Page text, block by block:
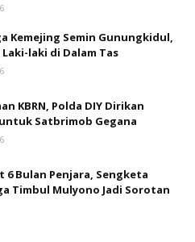
Kemejing Semin Gunungkidul,
laki di Dalam Tas
KBRN, Polda DIY Dirikan
Satbrimob Gegana
Bulan Penjara, Sengketa
Timbul Mulyono Jadi Sorotan